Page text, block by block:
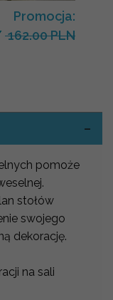
Promocja:
162.00 PLN
pomoże
stołów
swojego
dekorację.
na sali